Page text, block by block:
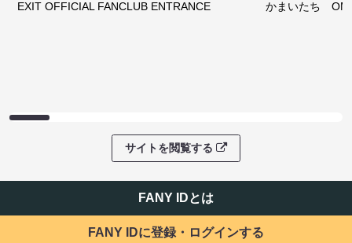
EXIT OFFICIAL FANCLUB ENTRANCE かまいたち
サイトを閲覧する
FANY IDとは
FANY IDに登録・ログインする